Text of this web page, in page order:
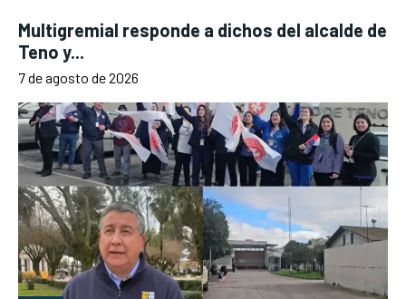
Multigremial responde a dichos del alcalde de
Teno y...
7 de agosto de 2026